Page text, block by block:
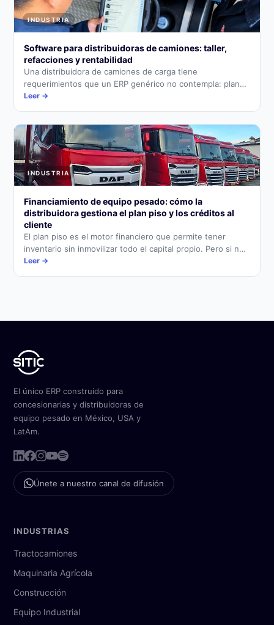
INDUSTRIA
Software para distribuidoras de camiones: taller,
refacciones y rentabilidad
Una distribuidora de camiones de carga tiene
requerimientos que un ERP genérico no contempla: plan
piso por unidad, garantías de fabricante, taller de alto
Leer →
INDUSTRIA
Financiamiento de equipo pesado: cómo la
distribuidora gestiona el plan piso y los créditos al
cliente
El plan piso es el motor financiero que permite tener
inventario sin inmovilizar todo el capital propio. Pero si no
se administra correctamente, se convierte en un costo
Leer →
El único ERP construido para
concesionarias y distribuidoras de
equipo pesado en México, USA y
LatAm.
Únete a nuestro canal de difusión
INDUSTRIAS
Tractocamiones
Maquinaria Agrícola
Construcción
Equipo Industrial